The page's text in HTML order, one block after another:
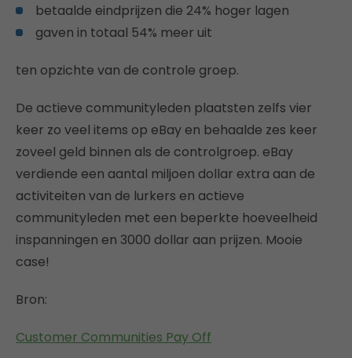
betaalde eindprijzen die 24% hoger lagen
gaven in totaal 54% meer uit
ten opzichte van de controle groep.
De actieve communityleden plaatsten zelfs vier
keer zo veel items op eBay en behaalde zes keer
zoveel geld binnen als de controlgroep. eBay
verdiende een aantal miljoen dollar extra aan de
activiteiten van de lurkers en actieve
communityleden met een beperkte hoeveelheid
inspanningen en 3000 dollar aan prijzen. Mooie
case!
Bron:
Customer Communities Pay Off